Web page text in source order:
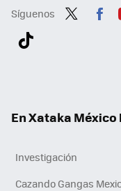
Síguenos
En Xataka
Investigación
Cazando Gangas